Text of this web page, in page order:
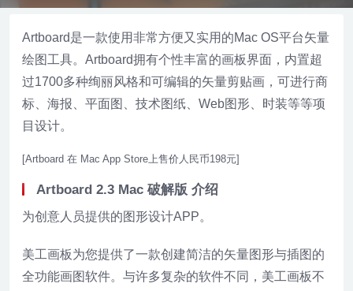
Artboard是一款使用非常方便又实用的Mac OS平台矢量
绘图工具。Artboard拥有个性丰富的画板界面，内置超
过1700多种绚丽风格和可编辑的矢量剪贴画，可进行商
标、海报、平面图、技术图纸、Web图形、时装等等项
目设计。
[Artboard 在 Mac App Store上售价人民币198元]
Artboard 2.3 Mac 破解版 介绍
为创意人员提供的图形设计APP。
美工画板为您提供了一款创建简洁的矢量图形与插图的
全功能画图软件。与许多复杂的软件不同，美工画板不